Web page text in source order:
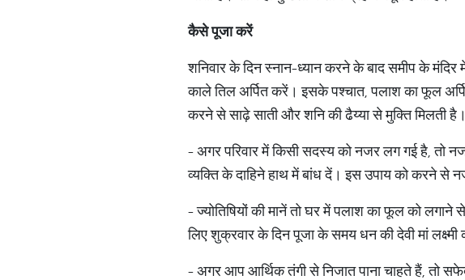
कैसेपूजाकरें
शनिवार के दिन स्नान-ध्यान करने के बाद समीप के
काले तिल अर्पित करें। इसके पश्चात, पलाश का फूल
करने से साढ़े साती और शनि की ढैय्या से मुक्ति मिलती है।
- अगर परिवार में किसी सदस्य को नजर लग गई है, तो
व्यक्ति के दाहिने हाथ में बांध दें। इस उपाय को करने से
- ज्योतिषियों की मानें तो घर में पलाश का फूल को
लिए शुक्रवार के दिन पूजा के समय धन की देवी मां
- अगर आप आर्थिक तंगी से निजात पाना चाहते हैं, तो